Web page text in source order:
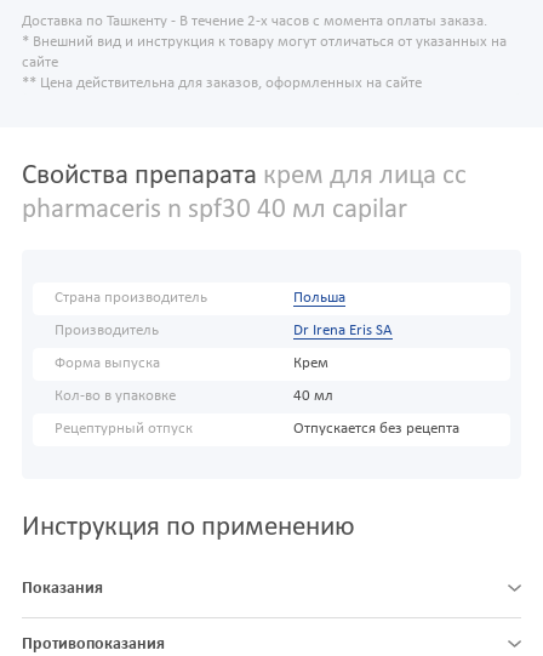
Доставка по Ташкенту - В течение 2-х часов с момента оплаты заказа.
* Внешний вид и инструкция к товару могут отличаться от указанных на
сайте
** Цена действительна для заказов, оформленных на сайте
Свойства препарата крем для лица cc
pharmaceris n spf30 40 мл capilar
Страна производитель Польша
Производитель Dr Irena Eris SA
Форма выпуска Крем
Кол-во в упаковке 40 мл
Рецептурный отпуск Отпускается без рецепта
Инструкция по применению
Показания
Противопоказания